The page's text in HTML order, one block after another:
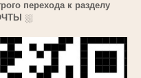
перехода к разделу
⛆